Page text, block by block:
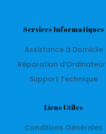
Services Informatiques
Assistance à Domicile
Réparation
Support Technique
Liens Utiles
Conditions Générales